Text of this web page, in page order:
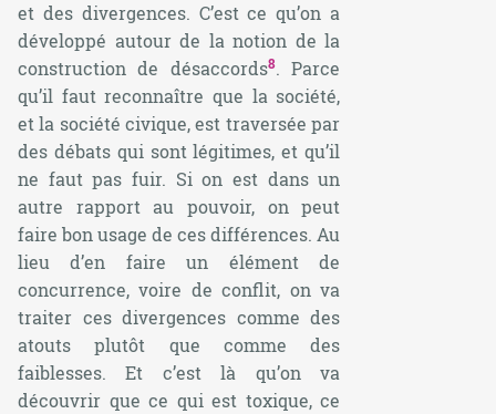
et des divergences. C’est ce qu’on a
développé autour de la notion de la
construction de désaccords8. Parce
qu’il faut reconnaître que la société,
et la société civique, est traversée par
des débats qui sont légitimes, et qu’il
ne faut pas fuir. Si on est dans un
autre rapport au pouvoir, on peut
faire bon usage de ces différences. Au
lieu d’en faire un élément de
concurrence, voire de conflit, on va
traiter ces divergences comme des
atouts plutôt que comme des
faiblesses. Et c’est là qu’on va
découvrir que ce qui est toxique, ce